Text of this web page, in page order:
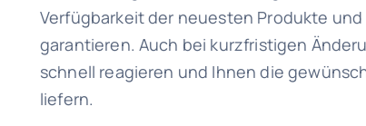
Verfügbarkeit der neuesten Produkte
garantieren. Auch bei kurzfristigen
schnell reagieren und Ihnen die
liefern.